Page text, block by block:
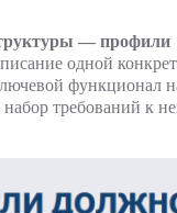
— профили
одной
функционал
требований к